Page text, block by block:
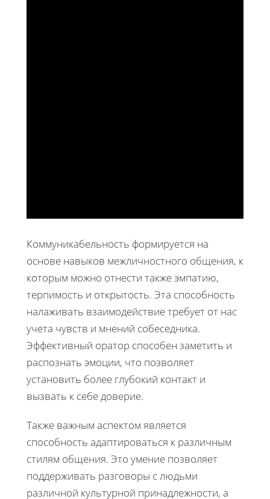
Коммуникабельность формируется на
основе навыков межличностного общения, к
которым можно отнести также эмпатию,
терпимость и открытость. Эта способность
налаживать взаимодействие требует от нас
учета чувств и мнений собеседника.
Эффективный оратор способен заметить и
распознать эмоции, что позволяет
установить более глубокий контакт и
вызвать к себе доверие.
Также важным аспектом является
способность адаптироваться к различным
стилям общения. Это умение позволяет
поддерживать разговоры с людьми
различной культурной принадлежности, а